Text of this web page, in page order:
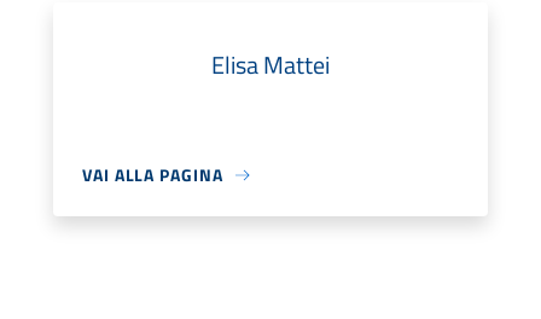
Elisa Mattei
VAI ALLA PAGINA